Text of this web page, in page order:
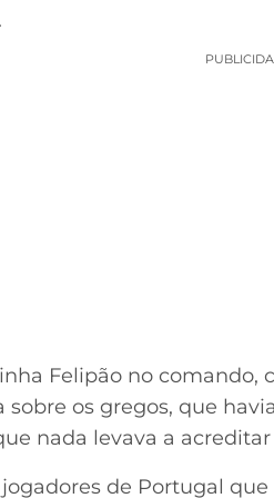
Felipão no comando,
os gregos, que
nada levava a
de Portugal